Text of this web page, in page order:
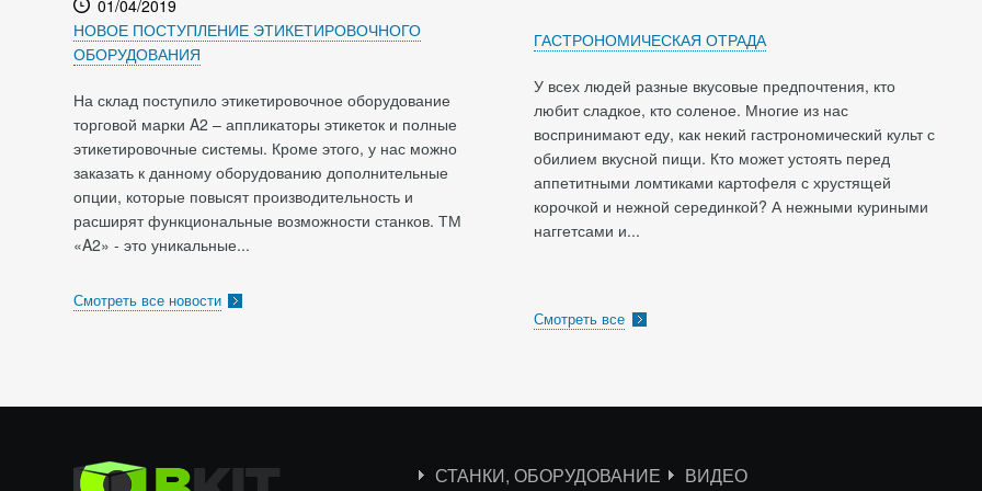
01/04/2019
НОВОЕ ПОСТУПЛЕНИЕ ЭТИКЕТИРОВОЧНОГО
ОБОРУДОВАНИЯ
На склад поступило этикетировочное оборудование
торговой марки A2 – аппликаторы этикеток и полные
этикетировочные системы. Кроме этого, у нас можно
заказать к данному оборудованию дополнительные
опции, которые повысят производительность и
расширят функциональные возможности станков. ТМ
«A2» - это уникальные...
Смотреть все новости
ГАСТРОНОМИЧЕСКАЯ ОТРАДА
У всех людей разные вкусовые предпочтения, кто
любит сладкое, кто соленое. Многие из нас
воспринимают еду, как некий гастрономический культ с
обилием вкусной пищи. Кто может устоять перед
аппетитными ломтиками картофеля с хрустящей
корочкой и нежной серединкой? А нежными куриными
наггетсами и...
Смотреть все
СТАНКИ, ОБОРУДОВАНИЕ ВИДЕО